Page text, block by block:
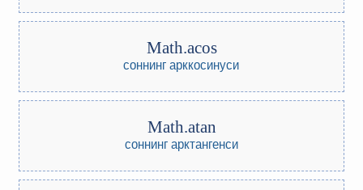
Math.acos
соннинг арккосинуси
Math.atan
соннинг арктангенси